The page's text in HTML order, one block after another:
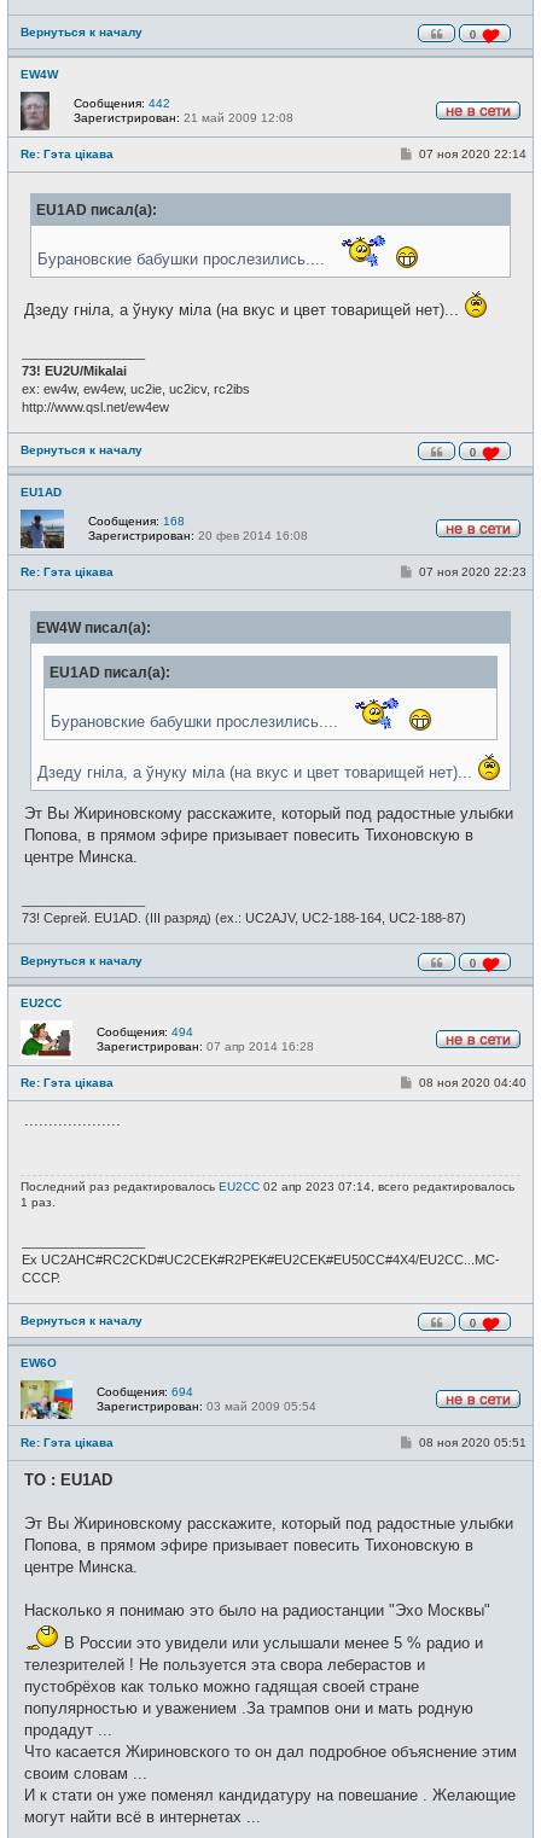
0
Вернуться к началу
EW4W
е
в
с
Сообщения: 442
Зарегистрирован: 21 май 2009 12:08
Re: Гэта цікава
0
С
б
е
и
е
07 ноя 2020 22:14
EU1AD писал(а):
Бурановские бабушки прослезились....
Дзеду гніла, а ўнуку міла (на вкус и цвет товарищей нет)...
73! EU2U/Mikalai
ex: ew4w, ew4ew, uc2ie, uc2icv, rc2ibs
http://www.qsl.net/ew4ew
Вернуться к началу
EU1AD
е
в
с
Сообщения: 168
Зарегистрирован: 20 фев 2014 16:08
Re: Гэта цікава
0
С
б
е
н
е
07 ноя 2020 22:23
EW4W писал(а):
EU1AD писал(а):
Бурановские бабушки прослезились....
Дзеду гніла, а ўнуку міла (на вкус и цвет товарищей нет)...
Эт Вы Жириновскому расскажите, который под радостные улыбки
Попова, в прямом эфире призывает повесить Тихоновскую в
центре Минска.
73! Сергей. EU1AD. (III разряд) (ex.: UC2AJV, UC2-188-164, UC2-188-87)
Вернуться к началу
EU2CC
е
в
с
Сообщения: 494
Зарегистрирован: 07 апр 2014 16:28
Re: Гэта цікава
0
С
и
е
08 ноя 2020 04:40
....................
Последний раз редактировалось EU2CC 02 апр 2023 07:14, всего редактировалось
1 раз.
Ex UC2AHC#RC2CKD#UC2CEK#R2PEK#EU2CEK#EU50CC#4X4/EU2CC...МС-
СССР.
Вернуться к началу
EW6O
е
в
с
Сообщения: 694
Зарегистрирован: 03 май 2009 05:54
Re: Гэта цікава
С
н
и
08 ноя 2020 05:51
TO : EU1AD
Эт Вы Жириновскому расскажите, который под радостные улыбки
Попова, в прямом эфире призывает повесить Тихоновскую в
центре Минска.
Насколько я понимаю это было на радиостанции "Эхо Москвы"
В России это увидели или услышали менее 5 % радио и
телезрителей ! Не пользуется эта свора леберастов и
пустобрёхов как только можно гадящая своей стране
популярностью и уважением .За трампов они и мать родную
продадут ...
Что касается Жириновского то он дал подробное объяснение этим
своим словам ...
И к стати он уже поменял кандидатуру на повешание . Желающие
могут найти всё в интернетах ...